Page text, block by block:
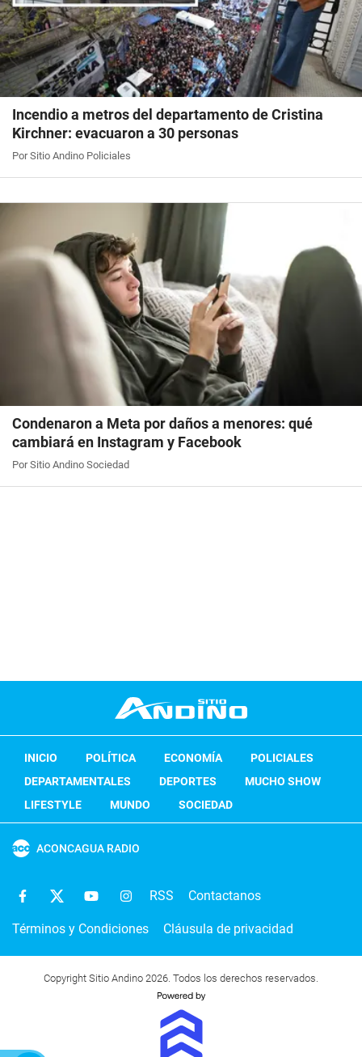
Incendio a metros del departamento de Cristina
Kirchner: evacuaron a 30 personas
Por Sitio Andino Policiales
Condenaron a Meta por daños a menores: qué
cambiará en Instagram y Facebook
Por Sitio Andino Sociedad
INICIO POLÍTICA ECONOMÍA
POLICIALES
DEPARTAMENTALES
DEPORTES
MUCHO SHOW
LIFESTYLE
MUNDO SOCIEDAD
ACONCAGUA RADIO
RSS Contactanos
Términos y Condiciones Cláusula de privacidad
Copyright Sitio Andino 2026. Todos los derechos reservados.